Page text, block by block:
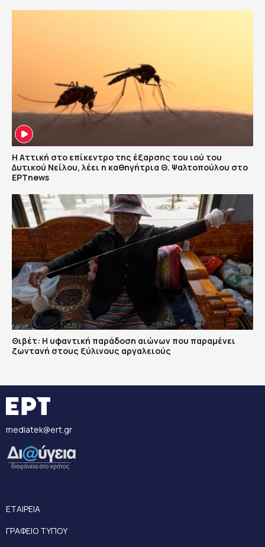
Η Αττική στο επίκεντρο της έξαρσης του ιού του
Δυτικού Νείλου, λέει η καθηγήτρια Θ. Ψαλτοπούλου στο
ΕΡΤnews
Θιβέτ: Η υφαντική παράδοση αιώνων που παραμένει
ζωντανή στους ξύλινους αργαλειούς
mediatek@ert.gr
ΕΤΑΙΡΕΙΑ
ΓΡΑΦΕΙΟ ΤΥΠΟΥ